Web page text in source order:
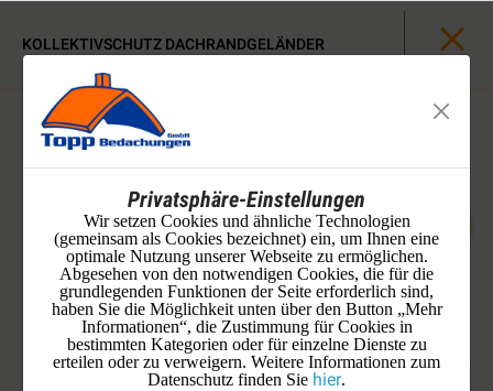
KOLLEKTIVSCHUTZ DACHRANDGELÄNDER
Privatsphäre-Einstellungen
Wir setzen Cookies und ähnliche Technologien
(gemeinsam als Cookies bezeichnet) ein, um Ihnen eine
optimale Nutzung unserer Webseite zu ermöglichen.
Abgesehen von den notwendigen Cookies, die für die
grundlegenden Funktionen der Seite erforderlich sind,
haben Sie die Möglichkeit unten über den Button „Mehr
Informationen“, die Zustimmung für Cookies in
bestimmten Kategorien oder für einzelne Dienste zu
erteilen oder zu verweigern. Weitere Informationen zum
Datenschutz finden Sie hier.